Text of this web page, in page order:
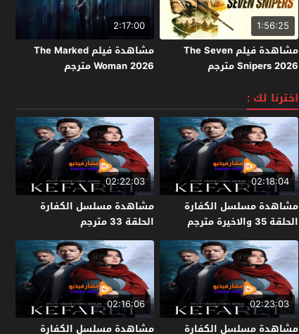
1:56:25
مشاهدة فيلم The Seven
Snipers 2026 مترجم
2:17:00
مشاهدة فيلم The Marked
Woman 2026 مترجم
اخترنا لك :
02:18:04
مشاهدة مسلسل الكفارة
الحلقة 35 والاخيرة مترجم
02:22:03
مشاهدة مسلسل الكفارة
الحلقة 33 مترجم
02:23:03
مشاهدة مسلسل الكفارة
02:16:06
مشاهدة مسلسل الكفارة